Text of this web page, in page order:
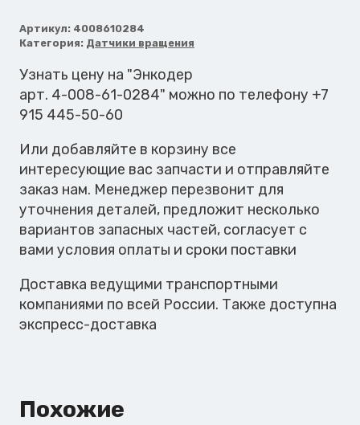
Артикул: 4008610284
Категория: Датчики вращения
Узнать цену на "Энкодер
арт. 4-008-61-0284" можно по телефону +7
915 445-50-60
Или добавляйте в корзину все
интересующие вас запчасти и отправляйте
заказ нам. Менеджер перезвонит для
уточнения деталей, предложит несколько
вариантов запасных частей, согласует с
вами условия оплаты и сроки поставки
Доставка ведущими транспортными
компаниями по всей России. Также доступна
экспресс-доставка
Похожие